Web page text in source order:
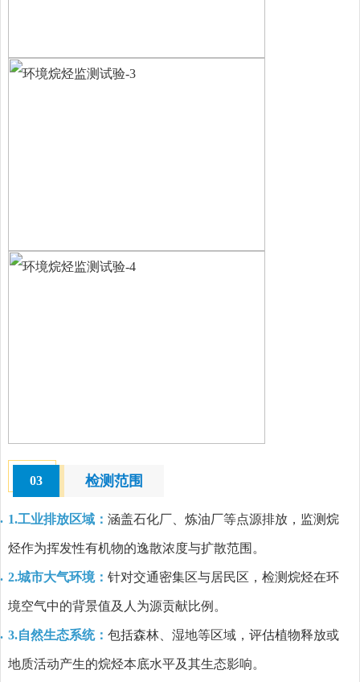
03 检测范围
1.工业排放区域： 涵盖石化厂、炼油厂等点源排放，监测烷
烃作为挥发性有机物的逸散浓度与扩散范围。
2.城市大气环境： 针对交通密集区与居民区，检测烷烃在环
境空气中的背景值及人为源贡献比例。
3.自然生态系统： 包括森林、湿地等区域，评估植物释放或
地质活动产生的烷烃本底水平及其生态影响。